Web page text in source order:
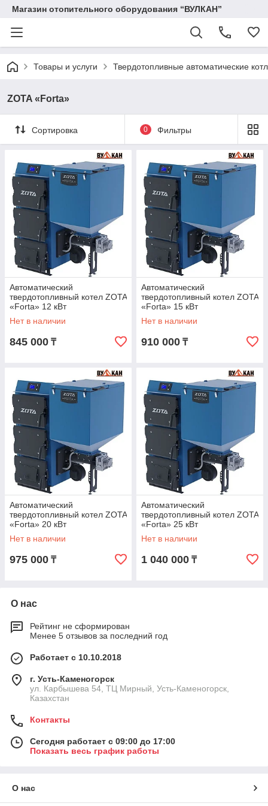
Магазин отопительного оборудования “ВУЛКАН”
Товары и услуги Твердотопливные автоматические
ZOTA «Forta»
Сортировка 0 Фильтры
Автоматический
твердотопливный котел ZOTA
«Forta» 12 кВт
Нет в наличии
845 000 ₸
Автоматический
твердотопливный котел ZOTA
«Forta» 15 кВт
Нет в наличии
910 000 ₸
Автоматический
твердотопливный котел ZOTA
«Forta» 20 кВт
Нет в наличии
975 000 ₸
Автоматический
твердотопливный котел ZOTA
«Forta» 25 кВт
Нет в наличии
1 040 000 ₸
О нас
Рейтинг не сформирован
Менее 5 отзывов за последний год
Работает с 10.10.2018
г. Усть-Каменогорск
ул. Карбышева 54, ТЦ Мирный, Усть-Каменогорск,
Казахстан
Контакты
Сегодня работает с 09:00 до 17:00
Показать весь график работы
О нас